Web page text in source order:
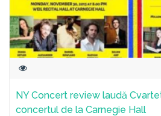
NY Concert review laudă
concertul de la Carnegie Hall